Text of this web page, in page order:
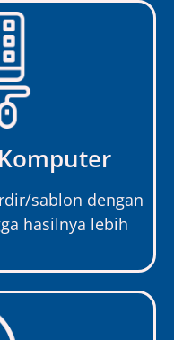
sablon dengan
hasilnya lebih